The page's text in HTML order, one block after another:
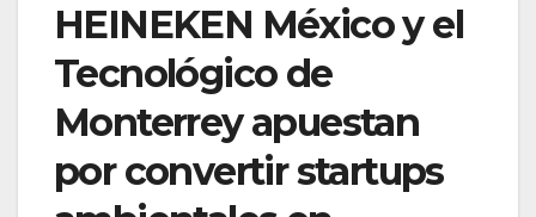
HEINEKEN México y el
Tecnológico de
Monterrey apuestan
por convertir startups